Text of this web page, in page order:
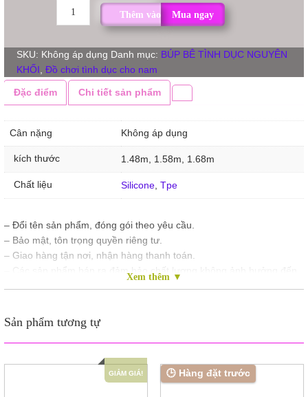
BÚP
YÊU
GIÁ
RẺ
CHO
Thêm vào giỏ hàng
Mua ngay
SKU: Không áp dụng Danh mục: BÚP BÊ TÌNH DỤC NGUYÊN
KHỐI Đồ chơi tình dục cho nam
Đặc điểm Chi tiết sản phẩm
Cân nặng Không áp dụng
kích thước 1.48m, 1.58m, 1.68m
Chất liệu Silicone, Tpe
– Đổi tên sản phẩm, đóng gói theo yêu cầu.
– Bảo mật, tôn trọng quyền riêng tư.
– Giao hàng tận nơi, nhận hàng thanh toán.
– Các sản phẩm bán ra đảm bảo chất lượng không ảnh hưởng đến
– Khách hàng đặt hàng mua sản phẩm vui lòng đặt cọc 5% giá trị
của đơn hàng
Xem thêm ▼
Sản phẩm tương tự
GIẢM GIÁ! 🕒 Hàng đặt trước